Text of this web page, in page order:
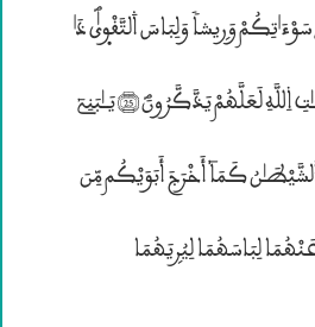
عَلَيْكُمْ لِبَاساً يُوَ؛رۣى سَوْءَ؛تِكُمْ وَرۣيشاً وَلِبَاسَ ۰لتَّقْوۭيٰؐ ذَ؛
لِــكَ خَيْرٌؐ ذَ؛لِــكَ مِنَ —ايَــٰــتِ ۱للَّهِ لَعَلَّهُمْ يَذَّكَّرُونَؐ (25) يَــٰبَنِىٓ
ءَادَمَ لاَ يَفْتِنَنَّكُمُ ۴لشَّيْطَـٰنُ كَمَآ أَخْرَجَ أَبَوَيْكُم مِّنَ